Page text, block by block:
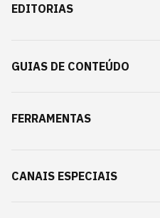
EDITORIAS
GUIAS DE CONTEÚDO
FERRAMENTAS
CANAIS ESPECIAIS